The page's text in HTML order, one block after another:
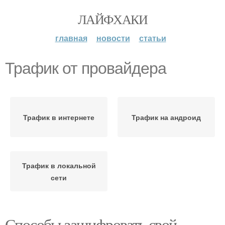
ЛАЙФХАКИ
главная новости статьи
Трафик от провайдера
Трафик в интернете Трафик на андроид
Трафик в локальной
сети